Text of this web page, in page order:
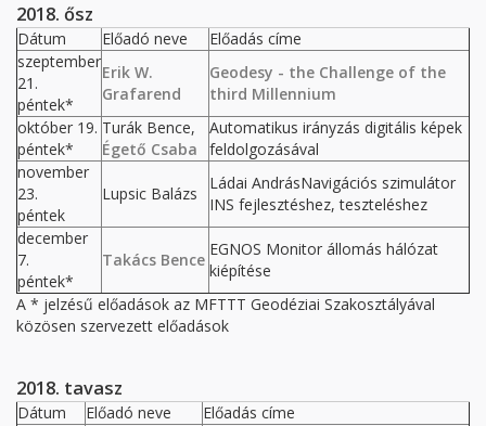
2018. ősz
Dátum Előadó neve
Előadás címe
szeptember
21.
péntek*
Erik W.
Grafarend
Geodesy - the Challenge of the
third Millennium
október 19.
péntek*
Turák Bence,
Égető Csaba
Automatikus irányzás digitális képek
feldolgozásával
november
23.
péntek
Lupsic Balázs
Ládai AndrásNavigációs szimulátor
INS fejlesztéshez, teszteléshez
december
7.
péntek*
Takács Bence
EGNOS Monitor állomás hálózat
kiépítése
A * jelzésű előadások az MFTTT Geodéziai Szakosztályával
közösen szervezett előadások
2018. tavasz
Dátum Előadó neve Előadás címe